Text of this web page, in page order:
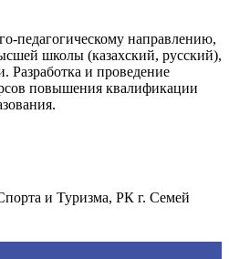
педагогическому направлению,
школы (казахский, русский),
Разработка и проведение
повышения квалификации
и Туризма, РК г. Семей